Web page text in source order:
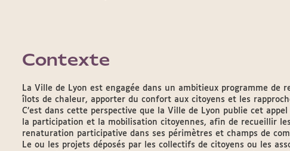
Contexte
La Ville de Lyon est engagée dans un ambitieux programme
îlots de chaleur, apporter du confort aux citoyens et les
C’est dans cette perspective que la Ville de Lyon publie cet
la participation et la mobilisation citoyennes, afin de recueillir
renaturation participative dans ses périmètres et champs de
Le ou les projets déposés par les collectifs de citoyens ou les